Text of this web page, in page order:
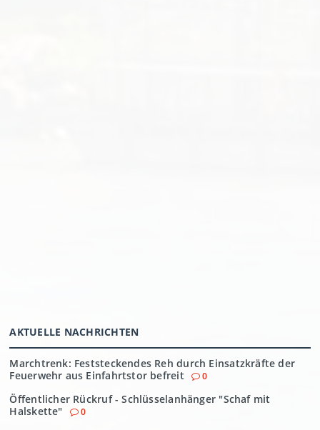
AKTUELLE NACHRICHTEN
Marchtrenk: Feststeckendes Reh durch Einsatzkräfte der
Feuerwehr aus Einfahrtstor befreit
0
Öffentlicher Rückruf - Schlüsselanhänger "Schaf mit
Halskette"
0